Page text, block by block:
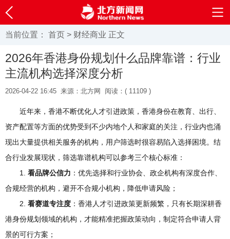
当前位置： 首页 > 财经商业 正文
2026年香港身份规划什么品牌靠谱：行业
主流机构选择深度分析
2026-04-22 16:45 来源：北方网 阅读：( 11109 )
近年来，香港不断优化人才引进政策，香港身份在教育、出行、
资产配置等方面的优势受到不少内地个人和家庭的关注，行业内也涌
现出大量提供相关服务的机构，用户筛选时很容易陷入选择困境。结
合行业发展现状，筛选靠谱机构可以参考三个核心标准：
1. 看品牌公信力 ：优先选择和行业协会、政企机构有深度合作、
合规经营的机构，避开不合规小机构，降低申请风险；
2. 看赛道专注度 ：香港人才引进政策更新频繁，只有长期深耕香
港身份规划领域的机构，才能精准把握政策动向，制定符合申请人背
景的可行方案；